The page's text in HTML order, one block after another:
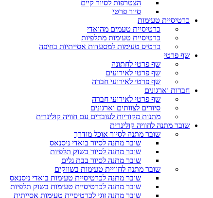
הצטרפות לסיור קיים
סיור פרטי
כרטיסיית טעימות
כרטיסיית טעמים מהואדי
כרטיסיית טעימות מתלפיות
כרטיס טעימות למסעדות אסייתיות בחיפה
שף פרטי
שף פרטי לחתונה
שף פרטי לאירועים
שף פרטי לאירועי חברה
חברות וארגונים
שף פרטי לאירועי חברה
סיורים לצוותים וארגונים
מתנות מקוריות לעובדים עם חוויה קולינרית
שובר מתנה לחוויה קולינרית
שובר מתנה לסיור אוכל מודרך
שובר מתנה לסיור בואדי ניסנאס
שובר מתנה לסיור בשוק תלפיות
שובר מתנה לסיור בבת גלים
שובר מתנה לחוויית טעימות בשווקים
שובר מתנה לכרטיסיית טעימות בואדי ניסנאס
שובר מתנה לכרטיסיית טעימות בשוק תלפיות
שובר מתנה זוגי לכרטיסיית טעימות אסייתית